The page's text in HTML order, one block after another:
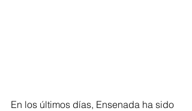
En los últimos días, Ensenada ha sido